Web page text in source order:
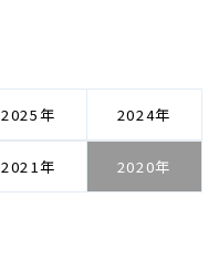
2025 2024
2021 2020